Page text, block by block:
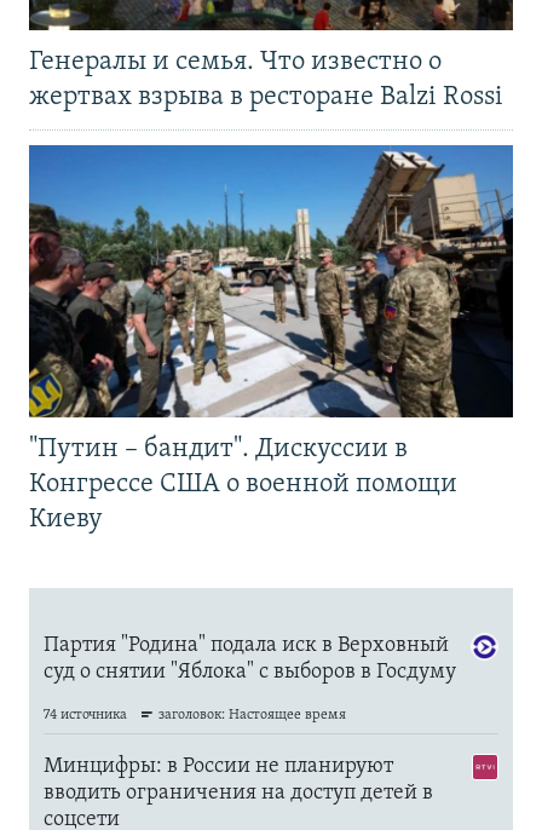
Генералы и семья. Что известно о
жертвах взрыва в ресторане Balzi Rossi
"Путин – бандит". Дискуссии в
Конгрессе США о военной помощи
Киеву